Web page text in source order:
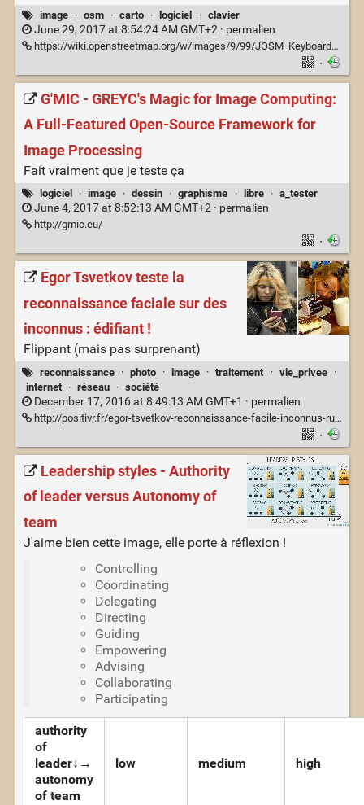
image · osm · carto · logiciel · clavier
June 29, 2017 at 8:54:24 AM GMT+2 · permalien
https://wiki.openstreetmap.org/w/images/9/99/JOSM_Keyboard_shortcuts_cheat_sheet.png
·
G'MIC - GREYC's Magic for Image Computing:
A Full-Featured Open-Source Framework for
Image Processing
Fait vraiment que je teste ça
logiciel · image · dessin · graphisme · libre · a_tester
June 4, 2017 at 8:52:13 AM GMT+2 · permalien
http://gmic.eu/
·
Egor Tsvetkov teste la
reconnaissance faciale sur des
inconnus : édifiant !
Flippant (mais pas surprenant)
reconnaissance · photo · image · traitement · vie_privee
·
internet
· réseau · société
December 17, 2016 at 8:49:13 AM GMT+1 · permalien
http://positivr.fr/egor-tsvetkov-reconnaissance-facile-inconnus-russie/
·
Leadership styles - Authority
of leader versus Autonomy of
team
J'aime bien cette image, elle porte à réflexion !
Controlling
Coordinating
Delegating
Directing
Guiding
Empowering
Advising
Collaborating
Participating
authority
of
leader↓→
autonomy
of team
low medium high